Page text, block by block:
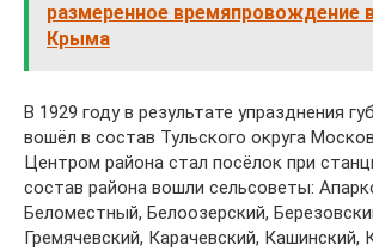
размеренное времяпровождение
Крыма
В 1929 году в результате упразднения
вошёл в состав Тульского округа
Центром района стал посёлок при
состав района вошли сельсоветы:
Беломестный, Белоозерский,
Гремячевский, Карачевский, Кашинский,